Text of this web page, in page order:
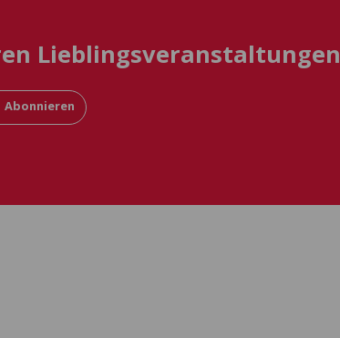
Lieblingsveranstaltungen
Abonnieren